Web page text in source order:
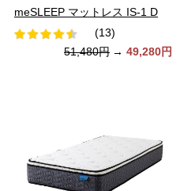
meSLEEP マットレス IS-1 D
(13)
51,480円 → 49,280円